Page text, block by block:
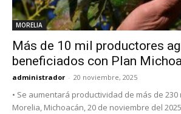
MORELIA
Más de 10 mil productores
beneficiados con Plan
administrador - 20 noviembre, 2025
• Se aumentará productividad de más de 230
Morelia, Michoacán, 20 de noviembre del